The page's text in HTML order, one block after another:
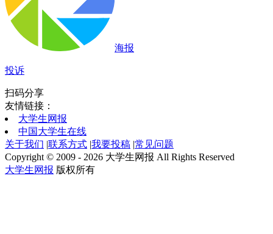
海报
投诉
扫码分享
友情链接：
大学生网报
中国大学生在线
关于我们 |联系方式 |我要投稿 |常见问题
Copyright © 2009 - 2026 大学生网报 All Rights Reserved
大学生网报 版权所有